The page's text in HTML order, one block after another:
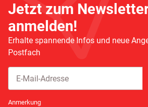
Jetzt zum
anmelden!
Erhalte spannende Infos und neue
Postfach
Anmerkung